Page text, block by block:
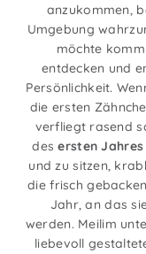
anzukommen,
Umgebung
möchte
entdecken und
Persönlichkeit.
die ersten
verfliegt rasend
desersten Jahres
und zu sitzen,
die frisch
Jahr, an das
werden. Meilim
liebevoll